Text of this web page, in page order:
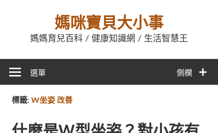
媽咪寶貝大小事
媽媽育兒百科 / 健康知識網 / 生活智慧王
側欄
選單
標籤: W坐姿 改善